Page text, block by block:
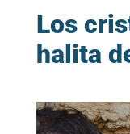
Los
halita